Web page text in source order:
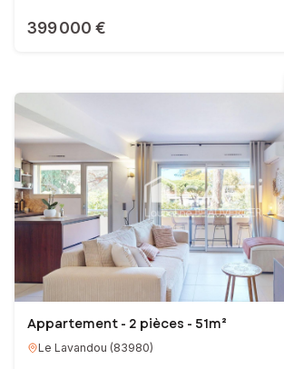
399 000 €
Appartement - 2 pièces - 51m²
Le Lavandou (83980)